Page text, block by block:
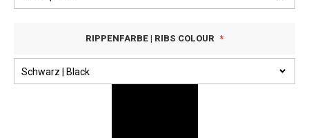
RIPPENFARBE | RIBS COLOUR